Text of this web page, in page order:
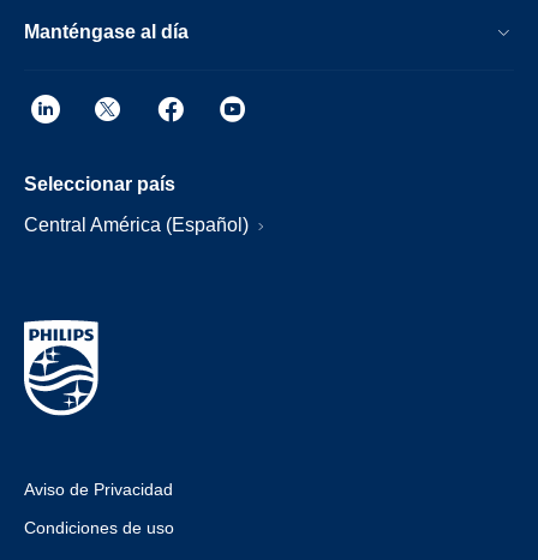
Manténgase al día
Seleccionar país
Central América (Español)
Aviso de Privacidad
Condiciones de uso